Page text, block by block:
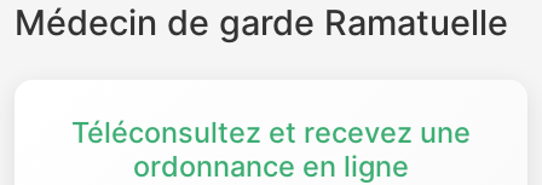
Médecin de garde Ramatuelle
Téléconsultez et recevez une
ordonnance en ligne